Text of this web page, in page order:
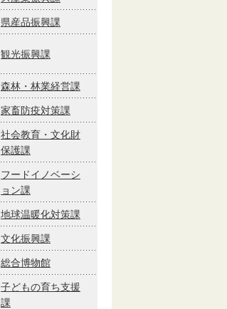
県産品振興課
観光振興課
森林・林業経営課
家畜防疫対策課
社会教育・文化財
保護課
フードイノベーシ
ョン課
地球温暖化対策課
文化振興課
総合博物館
子どもの育ち支援
課